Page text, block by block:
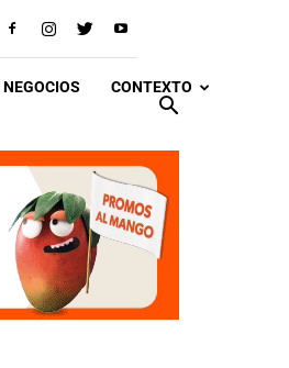
NEGOCIOS CONTEXTO